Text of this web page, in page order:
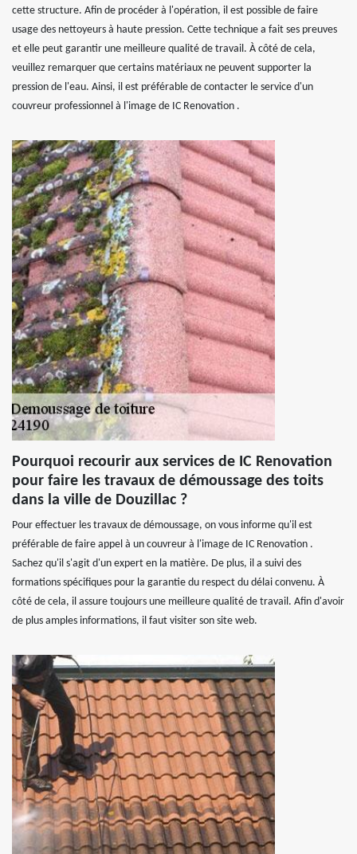
cette structure. Afin de procéder à l'opération, il est possible de faire
usage des nettoyeurs à haute pression. Cette technique a fait ses preuves
et elle peut garantir une meilleure qualité de travail. À côté de cela,
veuillez remarquer que certains matériaux ne peuvent supporter la
pression de l'eau. Ainsi, il est préférable de contacter le service d'un
couvreur professionnel à l'image de IC Renovation .
Pourquoi recourir aux services de IC Renovation
pour faire les travaux de démoussage des toits
dans la ville de Douzillac ?
Pour effectuer les travaux de démoussage, on vous informe qu'il est
préférable de faire appel à un couvreur à l'image de IC Renovation .
Sachez qu'il s'agit d'un expert en la matière. De plus, il a suivi des
formations spécifiques pour la garantie du respect du délai convenu. À
côté de cela, il assure toujours une meilleure qualité de travail. Afin d'avoir
de plus amples informations, il faut visiter son site web.